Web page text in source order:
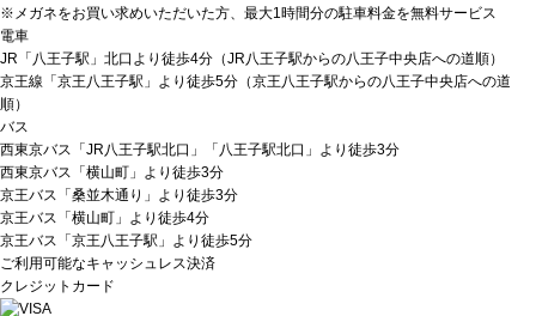
※メガネをお買い求めいただいた方、最大1時間分の駐車料金を無料サービス
電車
JR「八王子駅」北口より徒歩4分（JR八王子駅からの八王子中央店への道順）
京王線「京王八王子駅」より徒歩5分（京王八王子駅からの八王子中央店への道
順）
バス
西東京バス「JR八王子駅北口」「八王子駅北口」より徒歩3分
西東京バス「横山町」より徒歩3分
京王バス「桑並木通り」より徒歩3分
京王バス「横山町」より徒歩4分
京王バス「京王八王子駅」より徒歩5分
ご利用可能なキャッシュレス決済
クレジットカード